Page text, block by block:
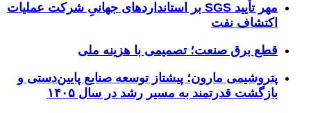
مهر تأیید SGS بر استانداردهای جهانیِ شرکت عملیات
اکتشاف نفت
قطع برق صنعت؛ تصمیمی با هزینه ملی
پتروشیمی مارون؛ پیشتاز توسعه صنایع پایین‌دستی و
بازگشت قدرتمند به مسیر رشد در سال ۱۴۰۵